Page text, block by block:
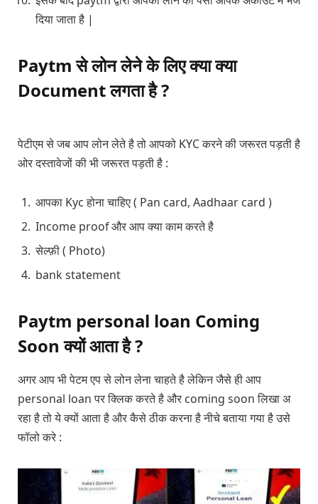
दिया जाता है |
Paytm से लोन लेने के लिए क्या क्या
Document लगता है ?
पेटीएम से जब आप लोन लेते है तो आपको KYC करने की जरूरत पड़ती है
ओर दस्तावेजों की भी जरूरत पड़ती है :
आपका Kyc होना चाहिए ( Pan card, Aadhaar card )
Income proof और आप क्या काम करते है
सेल्फ़ी ( Photo)
bank statement
Paytm personal loan Coming
Soon क्यों आता है ?
अगर आप भी पेटम एप से लोन लेना चाहते है लेकिन जैसे ही आप
personal loan पर क्लिक करते है और coming soon लिखा अ
रहा है तो ये क्यों आता है और कैसे ठीक करना है नीचे बताया गया है उसे
फॉलो करे :